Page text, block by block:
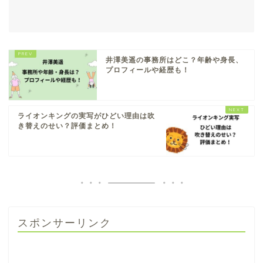
井澤美遥の事務所はどこ？年齢や身長、
プロフィールや経歴も！
ライオンキングの実写がひどい理由は吹
き替えのせい？評価まとめ！
スポンサーリンク